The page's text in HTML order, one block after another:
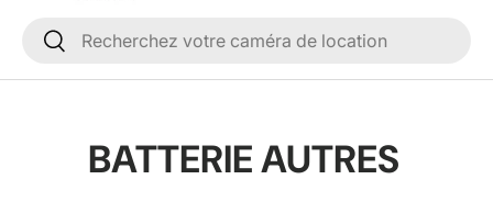
Recherche
Rechercher
BATTERIE AUTRES